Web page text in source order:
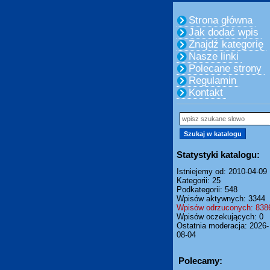
Strona główna
Jak dodać wpis
Znajdź kategorię
Nasze linki
Polecane strony
Regulamin
Kontakt
Statystyki katalogu:
Istniejemy od: 2010-04-09
Kategorii: 25
Podkategorii: 548
Wpisów aktywnych: 3344
Wpisów odrzuconych:
Wpisów oczekujących: 0
Ostatnia moderacja: 2026-
08-04
Polecamy: